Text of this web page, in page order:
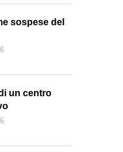
sospese del
un centro